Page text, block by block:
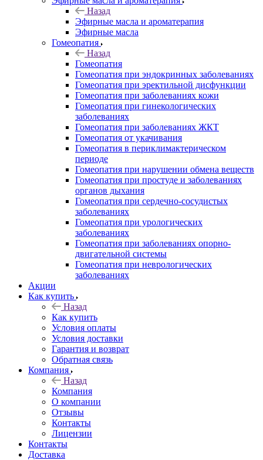
Назад
Эфирные масла и ароматерапия
Эфирные масла
Гомеопатия
Назад
Гомеопатия
Гомеопатия при эндокринных заболеваниях
Гомеопатия при эректильной дисфункции
Гомеопатия при заболеваниях кожи
Гомеопатия при гинекологических
заболеваниях
Гомеопатия при заболеваниях ЖКТ
Гомеопатия от укачивания
Гомеопатия в периклимактерическом
периоде
Гомеопатия при нарушении обмена веществ
Гомеопатия при простуде и заболеваниях
органов дыхания
Гомеопатия при сердечно-сосудистых
заболеваниях
Гомеопатия при урологических
заболеваниях
Гомеопатия при заболеваниях опорно-
двигательной системы
Гомеопатия при неврологических
заболеваниях
Акции
Как купить
Назад
Как купить
Условия оплаты
Условия доставки
Гарантия и возврат
Обратная связь
Компания
Назад
Компания
О компании
Отзывы
Контакты
Лицензии
Контакты
Доставка